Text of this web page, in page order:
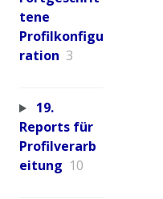
tene
Profilkonfigu
ration 3
19.
Reports für
Profilverarb
eitung 10